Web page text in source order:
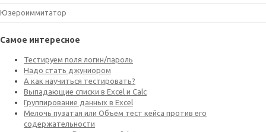
Юзероиммитатор
Самое интересное